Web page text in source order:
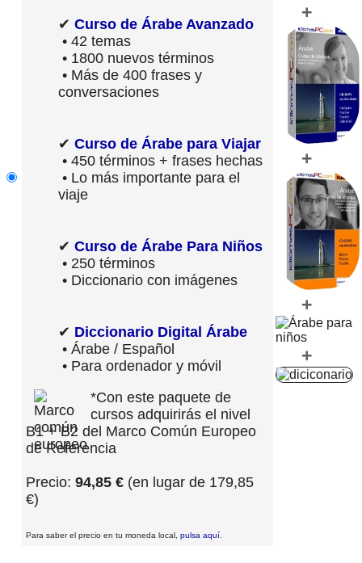
✔ Curso de Árabe Avanzado
• 42 temas
• 1800 nuevos términos
• Más de 400 frases y
conversaciones
✔ Curso de Árabe para Viajar
• 450 términos + frases hechas
• Lo más importante para el
viaje
✔ Curso de Árabe Para Niños
• 250 términos
• Diccionario con imágenes
✔ Diccionario Digital Árabe
• Árabe / Español
• Para ordenador y móvil
*Con este paquete de
cursos adquirirás el nivel
B1 + B2 del Marco Común Europeo
de Referencia
Precio: 94,85 € (en lugar de 179,85
€)
Para saber el precio en tu moneda local, pulsa aquí
+
+
+
+